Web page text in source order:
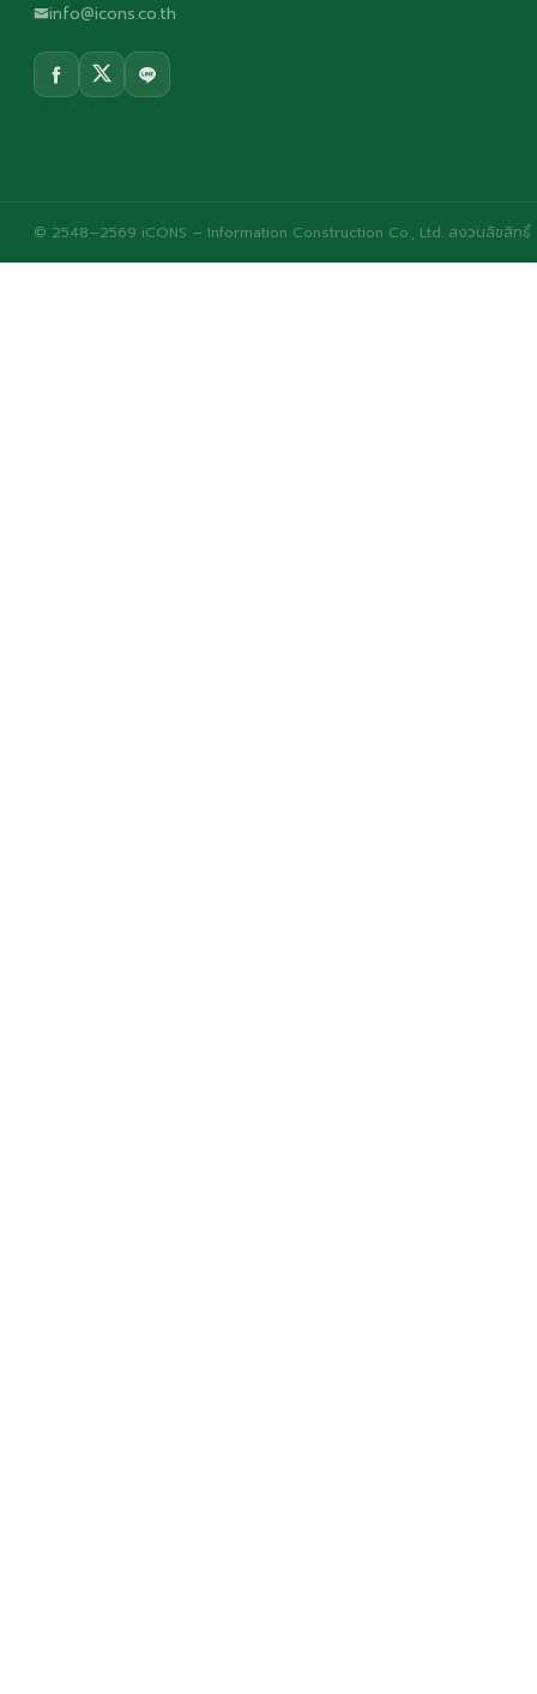
info@icons.co.th
© 2548–2569 iCONS – Information Construction Co., Ltd. สงวนลิขสิทธิ์